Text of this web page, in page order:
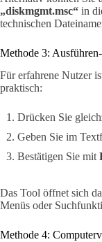
„diskmgmt.msc“ in
technischen
Methode 3:
Für erfahrene Nutzer
praktisch:
Drücken Sie
Geben Sie im
Bestätigen Sie mit
Das Tool öffnet sich
Menüs oder
Methode 4: